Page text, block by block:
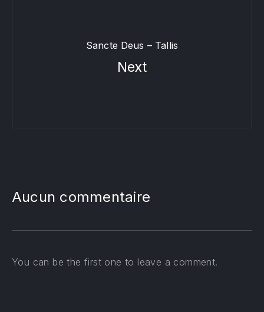
Sancte Deus – Tallis
Next
Aucun commentaire
You can be the first one to leave a comment.